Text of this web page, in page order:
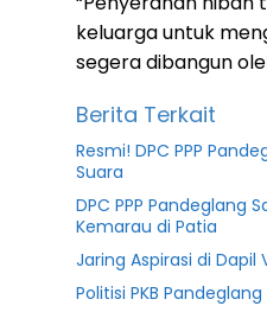
keluarga untuk
segera dibangun
Berita Terkait
Resmi! DPC PPP
Suara
DPC PPP Pandeglang
Kemarau di Patia
Jaring Aspirasi di Dapil
Politisi PKB